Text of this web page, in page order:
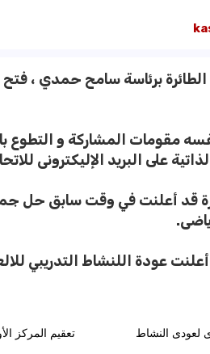
الطائرة برئاسة سامح حمدي ،
مقومات المشاركة و التطوع
على البريد الإليكترونى
قد أعلنت في وقت سابق حل
تعقيم المركز
لعودى النشاط